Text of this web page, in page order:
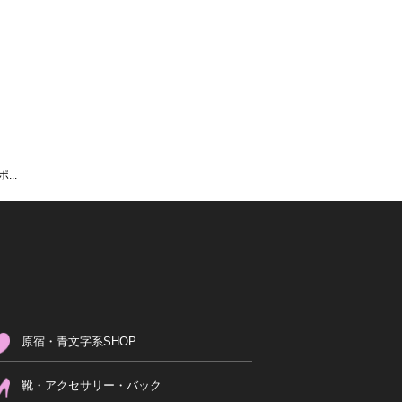
...
原宿・青文字系SHOP
靴・アクセサリー・バック